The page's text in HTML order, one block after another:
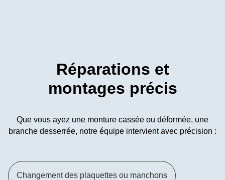
Réparations et
montages précis
Que vous ayez une monture cassée ou déformée, une
branche desserrée, notre équipe intervient avec précision :
Changement des plaquettes ou manchons